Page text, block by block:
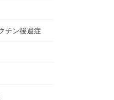
チン後遺症